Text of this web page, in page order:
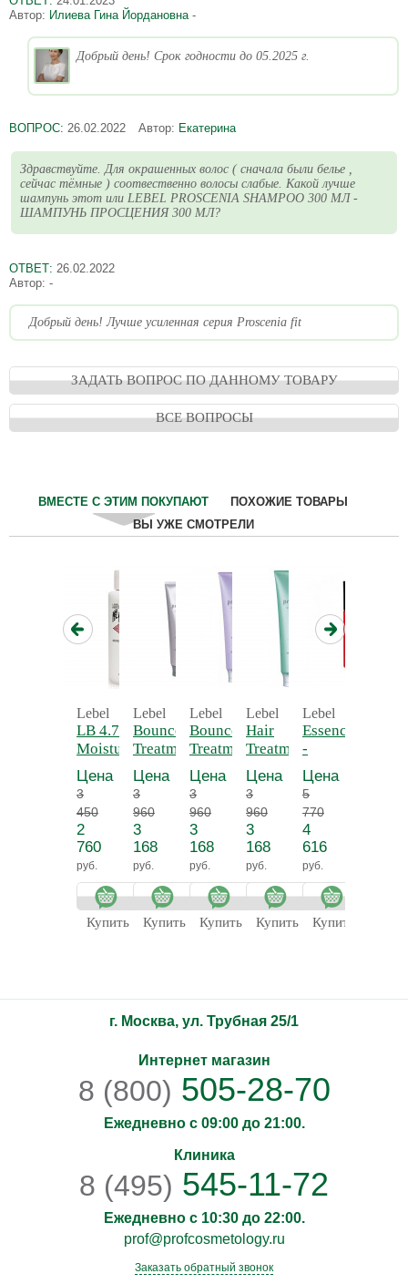
Автор: Илиева Гина Йордановна-
Добрый день! Срок годности до 05.2025 г.
ВОПРОС: 26.02.2022 Автор: Екатерина
Здравствуйте. Для окрашенных волос ( сначала были белье ,
сейчас тёмные ) соотвественно волосы слабые. Какой лучше
шампунь этот или LEBEL PROSCENIA SHAMPOO 300 МЛ -
ШАМПУНЬ ПРОСЦЕНИЯ 300 МЛ?
ОТВЕТ: 26.02.2022
Автор: -
Добрый день! Лучше усиленная серия Proscenia fit
ЗАДАТЬ ВОПРОС ПО ДАННОМУ ТОВАРУ
ВСЕ ВОПРОСЫ
ВМЕСТЕ С ЭТИМ ПОКУПАЮТ
ПОХОЖИЕ ТОВАРЫ
ВЫ УЖЕ СМОТРЕЛИ
Lebel
LB 4.7
Moisture
Conditioner
250 мл -
Кондиционер
"Жемчужный"
Цена
3
450
2
760
руб.
Купить
Lebel
Bounce Fit
Treatment 250 мл -
Восстанавливающая
маска для
поврежденных
волос
Цена
3
960
3
168
руб.
Купить
Lebel
Bounce Fit
Treatment Plus 250
мл -
Восстанавливающая
маска Плюс
Цена
3
960
3
168
руб.
Купить
Lebel
Hair
Treatment Soft
Fit Plus 250
мл -
Увлажняющая
маска Плюс
Цена
3
960
3
168
руб.
Купить
Lebel
Essence Moist
-
Увлажняющее
молочко
Цена
5
770
4
616
руб.
Купить
г. Москва, ул. Трубная 25/1
Интернет магазин
8 (800) 505-28-70
Ежедневно с 09:00 до 21:00.
Клиника
8 (495) 545-11-72
Ежедневно с 10:30 до 22:00.
prof@profcosmetology.ru
Заказать обратный звонок